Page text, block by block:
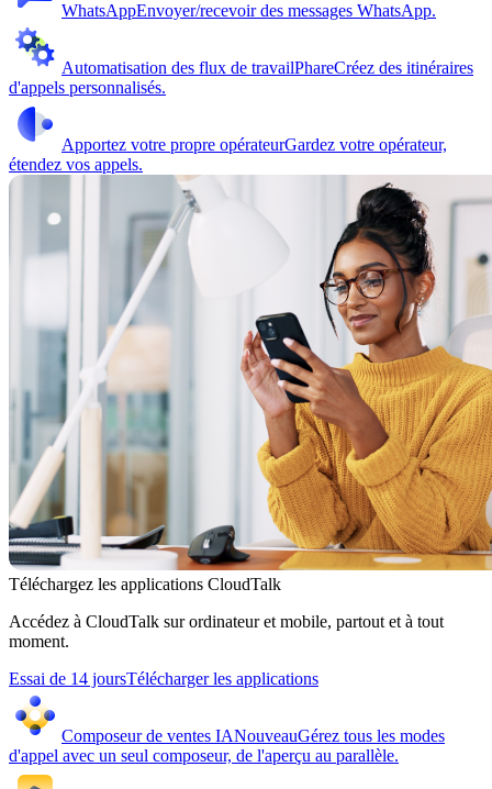
WhatsAppEnvoyer/recevoir des messages WhatsApp.
Automatisation des flux de travailPhareCréez des itinéraires
d'appels personnalisés.
Apportez votre propre opérateurGardez votre opérateur,
étendez vos appels.
Téléchargez les applications CloudTalk
Accédez à CloudTalk sur ordinateur et mobile, partout et à tout
moment.
Essai de 14 joursTélécharger les applications
Composeur de ventes IANouveauGérez tous les modes
d'appel avec un seul composeur, de l'aperçu au parallèle.